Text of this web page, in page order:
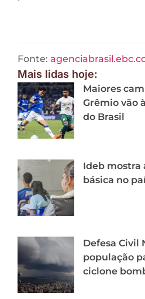
Fonte:
Mais lidas hoje:
Maiores
Grêmio vão
do Brasil
Ideb mostra
básica no
Defesa Civil
população
ciclone